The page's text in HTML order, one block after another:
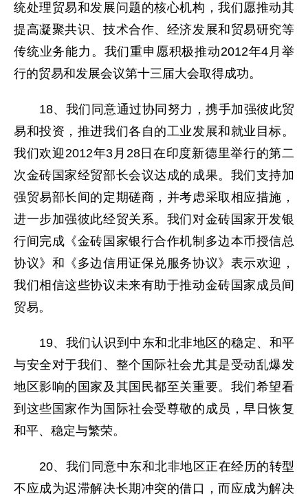
统处理贸易和发展问题的核心机构，我们愿推动其
提高凝聚共识、技术合作、经济发展和贸易研究等
传统业务能力。我们重申愿积极推动2012年4月举
行的贸易和发展会议第十三届大会取得成功。
18、我们同意通过协同努力，携手加强彼此贸
易和投资，推进我们各自的工业发展和就业目标。
我们欢迎2012年3月28日在印度新德里举行的第二
次金砖国家经贸部长会议达成的成果。我们支持加
强贸易部长间的定期磋商，并考虑采取相应措施，
进一步加强彼此经贸关系。我们对金砖国家开发银
行间完成《金砖国家银行合作机制多边本币授信总
协议》和《多边信用证保兑服务协议》表示欢迎，
我们相信这些协议未来有助于推动金砖国家成员间
贸易。
19、我们认识到中东和北非地区的稳定、和平
与安全对于我们、整个国际社会尤其是受动乱爆发
地区影响的国家及其国民都至关重要。我们希望看
到这些国家作为国际社会受尊敬的成员，早日恢复
和平、稳定与繁荣。
20、我们同意中东和北非地区正在经历的转型
不应成为迟滞解决长期冲突的借口，而应成为解决